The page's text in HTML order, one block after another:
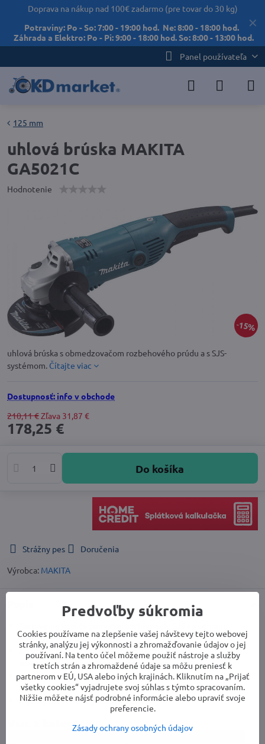
✕
Doprava na nákup nad 100€ zadarmo (pre tovar do 30 kg)
Potraviny: Po - So: 7:00 - 19:00 hod. Ne: 8:00 - 18:00 hod.
Záhrada a Elektro: Po - Pi: 9:00 - 18:00 hod. So: 8:00 - 13:00 hod.
Panel používateľa
15%
125 mm
uhlová brúska MAKITA
GA5021C
Hodnotenie
uhlová brúska s obmedzovačom rozbehového prúdu a s SJS-
systémom. Čítajte viac
Dostupnosť: info v obchode
210,11 €Zľava 31,87 €
178,25 €
Do košíka
Strážny pes
Doručenia
Výrobca: MAKITA
prevodov pred poškodením
Krížové vinutie na cievke rotora a prášková povrchová vrstva
statora pre lepšiu ochranu pred prachom
Funkcia na ochranu pred opätovným zapnutím s výstražným
svetlom
Plynulý rozbeh a regulácia otáčok
Viac z kategórie
Predvoľby súkromia
Cookies používame na zlepšenie vašej návštevy tejto webovej
stránky, analýzu jej výkonnosti a zhromažďovanie údajov o jej
používaní. Na tento účel môžeme použiť nástroje a služby
tretích strán a zhromaždené údaje sa môžu preniesť k
partnerom v EÚ, USA alebo iných krajinách. Kliknutím na „Prijať
všetky cookies“ vyjadrujete svoj súhlas s týmto spracovaním.
Nižšie môžete nájsť podrobné informácie alebo upraviť svoje
preferencie.
Zásady ochrany osobných údajov